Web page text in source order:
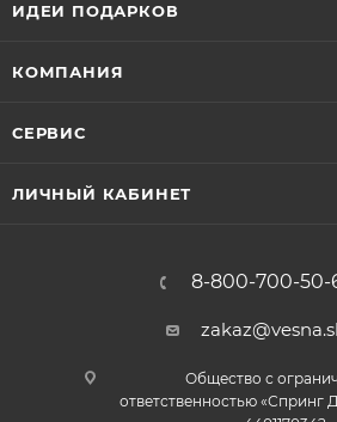
ИДЕИ ПОДАРКОВ
КОМПАНИЯ
СЕРВИС
ЛИЧНЫЙ КАБИНЕТ
8-800-700-50-
Общество с
ответственностью